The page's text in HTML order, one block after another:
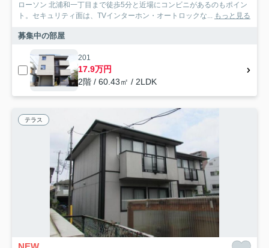
ローソン 北浦和一丁目まで徒歩5分と近場にコンビニがあるのもポイン
ト。セキュリティ面は、TVインターホン・オートロックな... もっと見る
募集中の部屋
201
17.9万円
2階 / 60.43㎡ / 2LDK
テラス